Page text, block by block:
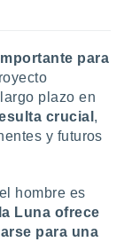
para
plazo en
crucial ,
y futuros
hombre es
la Luna ofrece
para una